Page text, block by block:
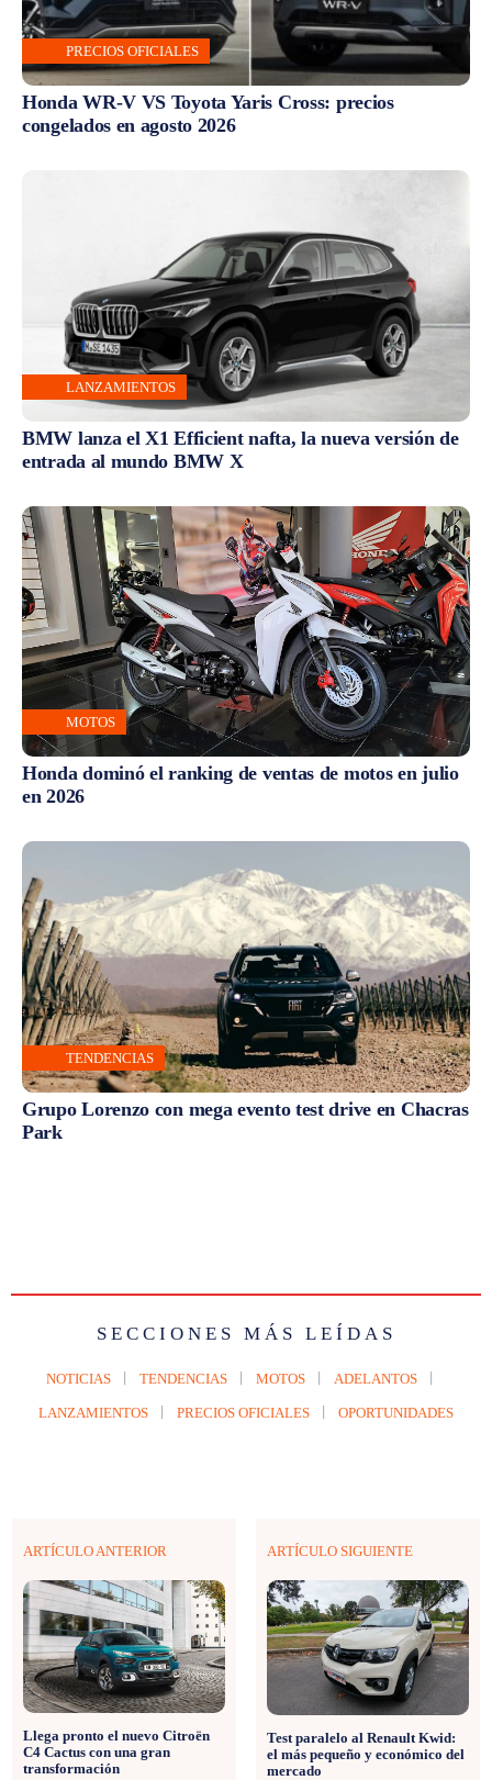
PRECIOS OFICIALES
Honda WR-V VS Toyota Yaris Cross: precios
congelados en agosto 2026
LANZAMIENTOS
BMW lanza el X1 Efficient nafta, la nueva versión de
entrada al mundo BMW X
MOTOS
Honda dominó el ranking de ventas de motos en julio
en 2026
TENDENCIAS
Grupo Lorenzo con mega evento test drive en Chacras
Park
SECCIONES MÁS LEÍDAS
NOTICIAS TENDENCIAS MOTOS ADELANTOS
LANZAMIENTOS PRECIOS OFICIALES OPORTUNIDADES
ARTÍCULO ANTERIOR
Llega pronto el nuevo Citroën
C4 Cactus con una gran
transformación
ARTÍCULO SIGUIENTE
Test paralelo al Renault Kwid:
el más pequeño y económico del
mercado